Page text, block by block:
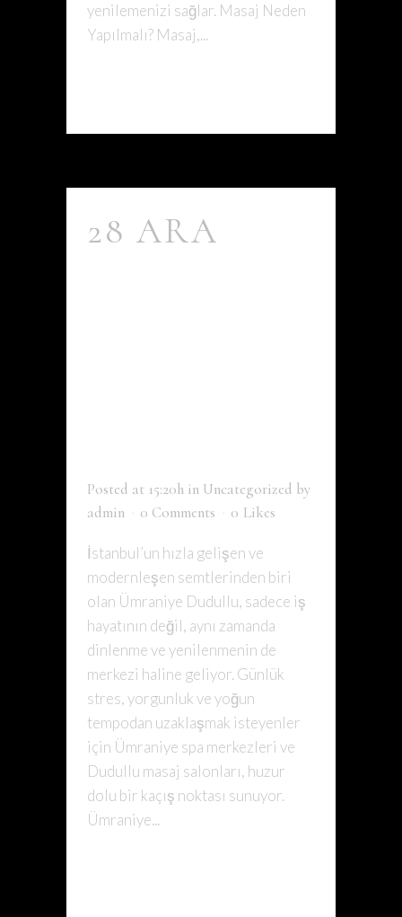
yenilemenizi sağlar. Masaj Neden
Yapılmalı? Masaj,...
28 ARA
Posted at 15:20h in Uncategorized by
admin
0 Comments 0 Likes
İstanbul’un hızla gelişen ve
modernleşen semtlerinden biri
olan Ümraniye Dudullu, sadece iş
hayatının değil, aynı zamanda
dinlenme ve yenilenmenin de
merkezi haline geliyor. Günlük
stres, yorgunluk ve yoğun
tempodan uzaklaşmak isteyenler
için Ümraniye spa merkezleri ve
Dudullu masaj salonları, huzur
dolu bir kaçış noktası sunuyor.
Ümraniye...